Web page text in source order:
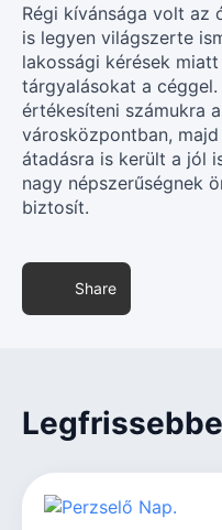
Régi kívánsága volt az
is legyen világszerte
lakossági kérések
tárgyalásokat a
értékesíteni számukra
városközpontban,
átadásra is került a jól
nagy népszerűségnek
biztosít.
Share